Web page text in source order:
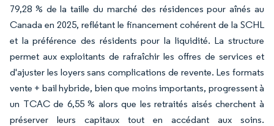
79,28 % de la taille du marché des résidences pour aînés au
Canada en 2025, reflétant le financement cohérent de la SCHL
et la préférence des résidents pour la liquidité. La structure
permet aux exploitants de rafraîchir les offres de services et
d'ajuster les loyers sans complications de revente. Les formats
vente + bail hybride, bien que moins importants, progressent à
un TCAC de 6,55 % alors que les retraités aisés cherchent à
préserver leurs capitaux tout en accédant aux soins.